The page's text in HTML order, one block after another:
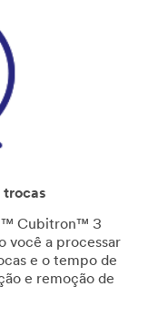
trocas
Cubitron™ 3
você a processar
e o tempo de
e remoção de